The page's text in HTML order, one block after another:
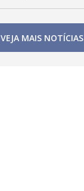
VEJA MAIS NOTÍCIAS